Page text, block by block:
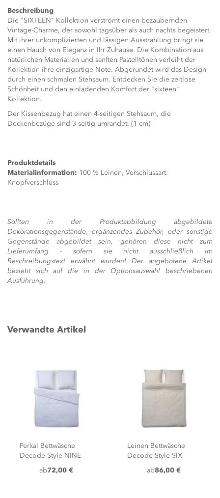
Beschreibung
Die "SIXTEEN" Kollektion verströmt einen bezaubernden
Vintage-Charme, der sowohl tagsüber als auch nachts begeistert.
Mit ihrer unkomplizierten und lässigen Ausstrahlung bringt sie
einen Hauch von Eleganz in Ihr Zuhause. Die Kombination aus
natürlichen Materialien und sanften Pastelltönen verleiht der
Kollektion ihre einzigartige Note. Abgerundet wird das Design
durch einen schmalen Stehsaum. Entdecken Sie die zeitlose
Schönheit und den einladenden Komfort der "sixteen"
Kollektion.
Der Kissenbezug hat einen 4-seitigen Stehsaum, die
Deckenbezüge sind 3-seitig umrandet. (1 cm)
Produktdetails
Materialinformation: 100 % Leinen, Verschlussart:
Knopfverschluss
Sollten in der Produktabbildung abgebildete
Dekorationsgegenstände, ergänzendes Zubehör, oder sonstige
Gegenstände abgebildet sein, gehören diese nicht zum
Lieferumfang - sofern sie nicht ausschließlich im
Beschreibungstext erwähnt wurden! Der angebotene Artikel
bezieht sich auf die in der Optionsauswahl beschriebenen
Ausführung.
Verwandte Artikel
Perkal Bettwäsche
Decode Style NINE
ab72,00 €
Leinen Bettwäsche
Decode Style SIX
ab86,00 €